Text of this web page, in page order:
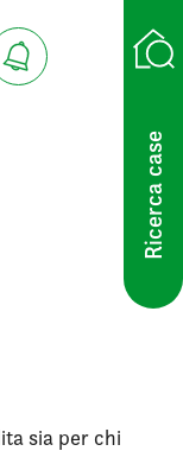
Ricerca case
sia per chi